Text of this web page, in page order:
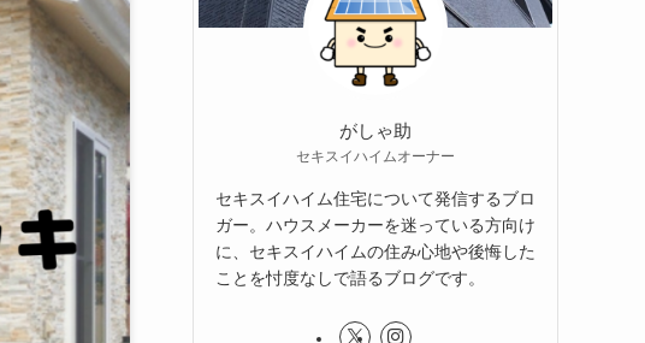
がしゃ助
セキスイハイムオーナー
セキスイハイム住宅について発信するブロ
ガー。ハウスメーカーを迷っている方向け
に、セキスイハイムの住み心地や後悔した
ことを忖度なしで語るブログです。